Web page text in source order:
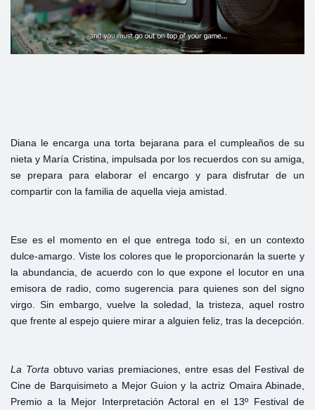
Diana le encarga una torta bejarana para el cumpleaños de su
nieta y María Cristina, impulsada por los recuerdos con su amiga,
se prepara para elaborar el encargo y para disfrutar de un
compartir con la familia de aquella vieja amistad.
Ese es el momento en el que entrega todo sí, en un contexto
dulce-amargo. Viste los colores que le proporcionarán la suerte y
la abundancia, de acuerdo con lo que expone el locutor en una
emisora de radio, como sugerencia para quienes son del signo
virgo. Sin embargo, vuelve la soledad, la tristeza, aquel rostro
que frente al espejo quiere mirar a alguien feliz, tras la decepción.
La Tortaobtuvo varias premiaciones, entre esas del Festival de
Cine de Barquisimeto a Mejor Guion y la actriz Omaira Abinade,
Premio a la Mejor Interpretación Actoral en el 13º Festival de